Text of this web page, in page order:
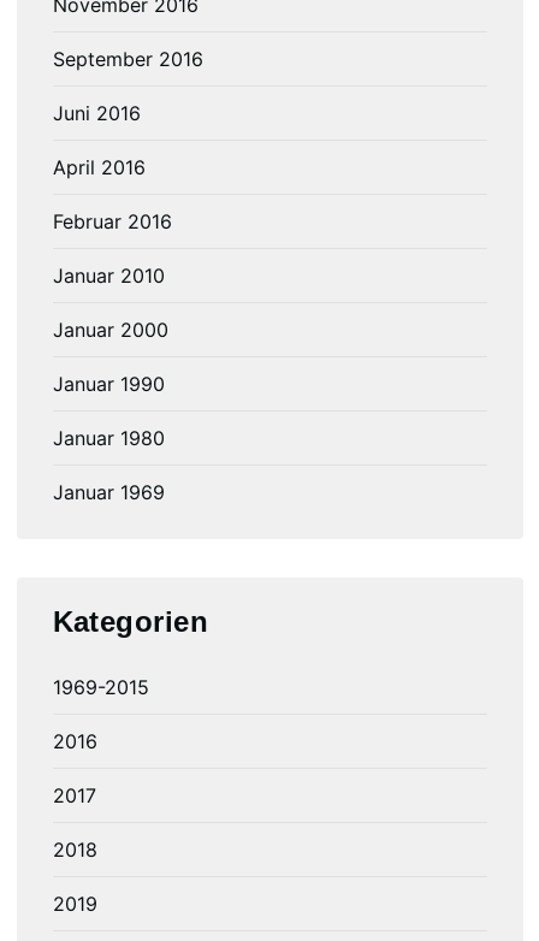
November 2016
September 2016
Juni 2016
April 2016
Februar 2016
Januar 2010
Januar 2000
Januar 1990
Januar 1980
Januar 1969
Kategorien
1969-2015
2016
2017
2018
2019